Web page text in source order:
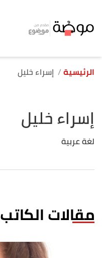
الرئيسية إسراء خليل
إسراء خليل
لغة عربية
مقالات الكاتب